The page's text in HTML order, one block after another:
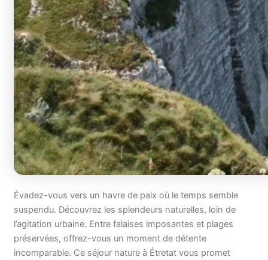
Évadez-vous vers un havre de paix où le temps semble
suspendu. Découvrez les splendeurs naturelles, loin de
l’agitation urbaine. Entre falaises imposantes et plages
préservées, offrez-vous un moment de détente
incomparable. Ce séjour nature à Étretat vous promet